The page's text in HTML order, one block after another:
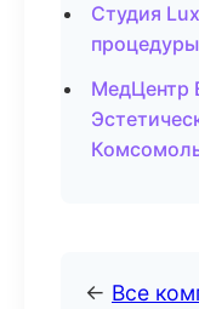
Студия
МедЦентр
← Все